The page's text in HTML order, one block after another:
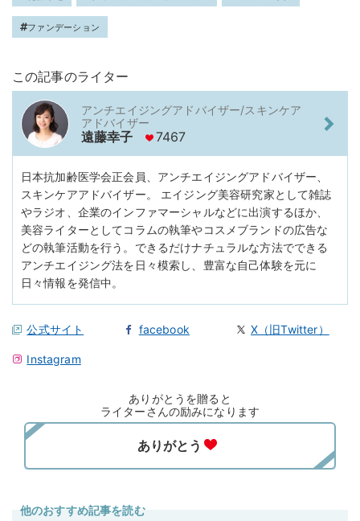
ファンデーション
この記事のライター
アンチエイジングアドバイザー/スキンケア
アドバイザー
遠藤幸子 7467
日本抗加齢医学会正会員、アンチエイジングアドバイザー、
スキンケアアドバイザー。 エイジング美容研究家として雑誌
やラジオ、企業のインファマーシャルなどに出演するほか、
美容ライターとしてコラムの執筆やコスメブランドの広告な
どの執筆活動を行う。できるだけナチュラルな方法でできる
アンチエイジング法を日々模索し、豊富な自己体験を元に
日々情報を発信中。
公式サイト facebook X（旧Twitter）
Instagram
ありがとうを贈ると
ライターさんの励みになります
他のおすすめ記事を読む